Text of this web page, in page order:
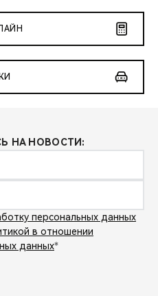
НА НОВОСТИ:
персональных данных
в отношении
данных*